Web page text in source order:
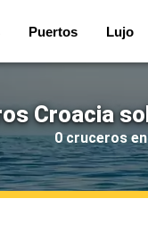
Puertos Lujo
Croacia
0 cruceros